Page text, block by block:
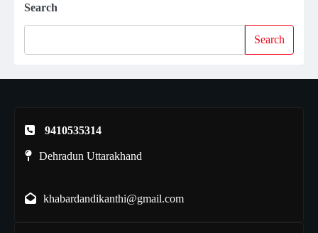
Search
Search
9410535314
Dehradun Uttarakhand
khabardandikanthi@gmail.com